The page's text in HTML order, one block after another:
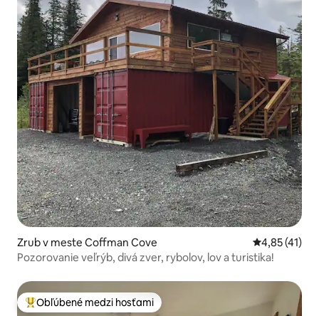
Zrub v meste Coffman Cove Priemerné
4,85 (41)
Pozorovanie veľrýb, divá zver, rybolov, lov a turistika!
Najobľúbenejšie medzi hosťami
Obľúbené medzi hosťami